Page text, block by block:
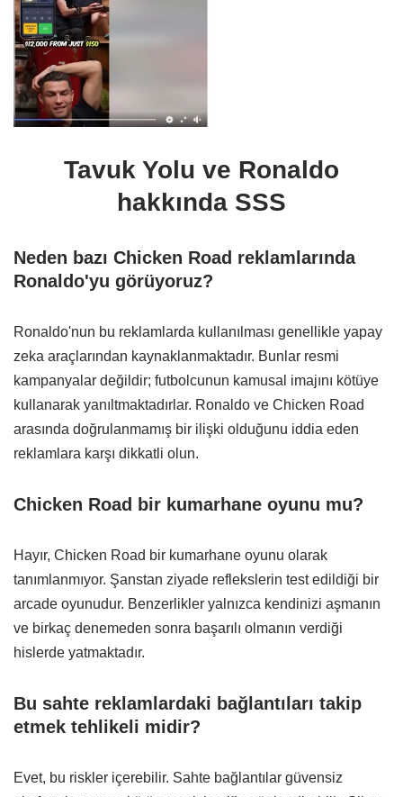
Tavuk Yolu ve Ronaldo
hakkında SSS
Neden bazı Chicken Road reklamlarında
Ronaldo'yu görüyoruz?
Ronaldo'nun bu reklamlarda kullanılması genellikle yapay
zeka araçlarından kaynaklanmaktadır. Bunlar resmi
kampanyalar değildir; futbolcunun kamusal imajını kötüye
kullanarak yanıltmaktadırlar. Ronaldo ve Chicken Road
arasında doğrulanmamış bir ilişki olduğunu iddia eden
reklamlara karşı dikkatli olun.
Chicken Road bir kumarhane oyunu mu?
Hayır, Chicken Road bir kumarhane oyunu olarak
tanımlanmıyor. Şanstan ziyade reflekslerin test edildiği bir
arcade oyunudur. Benzerlikler yalnızca kendinizi aşmanın
ve birkaç denemeden sonra başarılı olmanın verdiği
hislerde yatmaktadır.
Bu sahte reklamlardaki bağlantıları takip
etmek tehlikeli midir?
Evet, bu riskler içerebilir. Sahte bağlantılar güvensiz